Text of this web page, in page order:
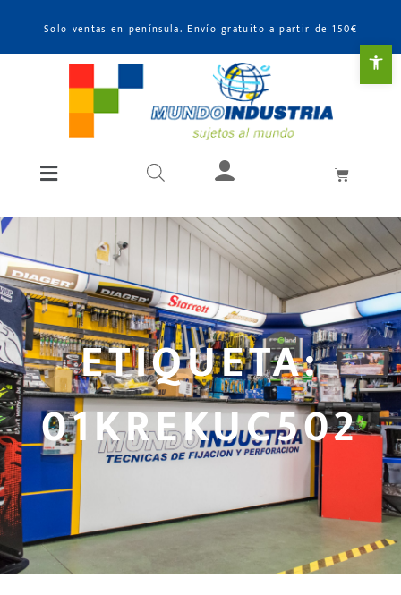
Solo ventas en península. Envío gratuito a partir de 150€
ETIQUETA:
01KREKUC502